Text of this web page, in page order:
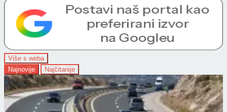
Više s weba
Najnovije
Najčitanije